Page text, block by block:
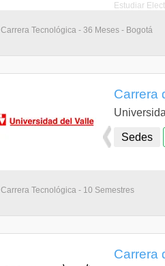
Estudiar
Carrera Tecnológica - 36 Meses - Bogotá
Carrera
Sedes
Carrera Tecnológica - 10 Semestres
Carrera